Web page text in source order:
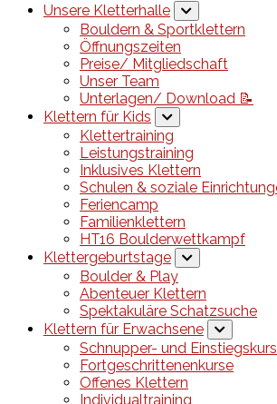
Unsere Kletterhalle
Bouldern & Sportklettern
Öffnungszeiten
Preise/ Mitgliedschaft
Unser Team
Unterlagen/ Download 📝
Klettern für Kids
Klettertraining
Leistungstraining
Inklusives Klettern
Schulen & soziale
Feriencamp
Familienklettern
HT16 Boulderwettkampf
Klettergeburtstage
Boulder & Play
Abenteuer Klettern
Spektakuläre Schatzsuche
Klettern für Erwachsene
Schnupper- und
Fortgeschrittenenkurse
Offenes Klettern
Individualtraining